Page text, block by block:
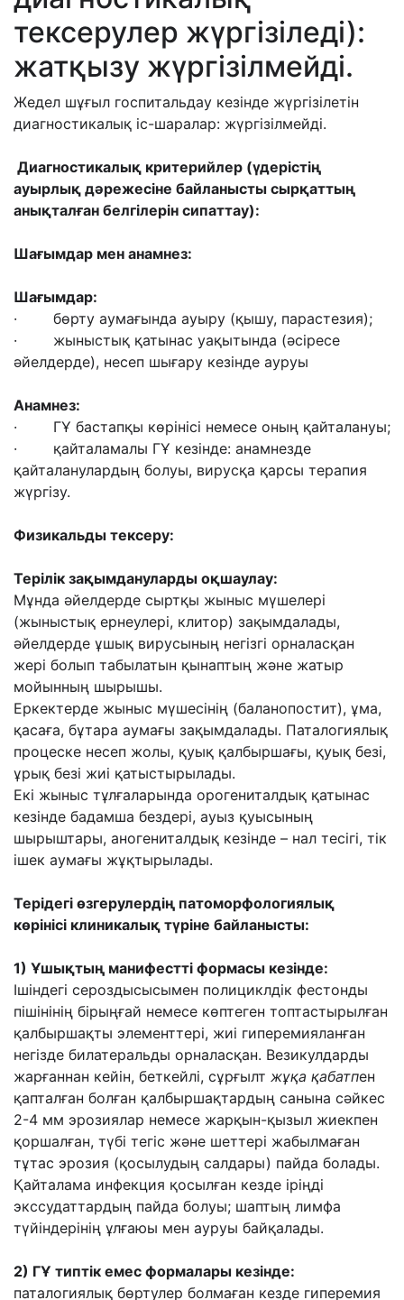
тексерулер жүргізіледі):
жатқызу жүргізілмейді.
Жедел шұғыл госпитальдау кезінде жүргізілетін
диагностикалық іс-шаралар: жүргізілмейді.
Диагностикалық критерийлер (үдерістің
ауырлық дәрежесіне байланысты сырқаттың
анықталған белгілерін сипаттау):
Шағымдар мен анамнез:
Шағымдар:
· бөрту аумағында ауыру (қышу, парастезия);
· жыныстық қатынас уақытында (әсіресе
әйелдерде), несеп шығару кезінде ауруы
Анамнез:
· ГҰ бастапқы көрінісі немесе оның қайталануы;
· қайталамалы ГҰ кезінде: анамнезде
қайталанулардың болуы, вирусқа қарсы терапия
жүргізу.
Физикальды тексеру:
Терілік зақымдануларды оқшаулау:
Мұнда әйелдерде сыртқы жыныс мүшелері
(жыныстық ернеулері, клитор) зақымдалады,
әйелдерде ұшық вирусының негізгі орналасқан
жері болып табылатын қынаптың және жатыр
мойынның шырышы.
Еркектерде жыныс мүшесінің (баланопостит), ұма,
қасаға, бұтара аумағы зақымдалады. Паталогиялық
процеске несеп жолы, қуық қалбыршағы, қуық безі,
ұрық безі жиі қатыстырылады.
Екі жыныс тұлғаларында орогениталдық қатынас
кезінде бадамша бездері, ауыз қуысының
шырыштары, аногениталдық кезінде – нал тесігі, тік
ішек аумағы жұқтырылады.
Терідегі өзгерулердің патоморфологиялық
көрінісі клиникалық түріне байланысты:
1) Ұшықтың манифестті формасы кезінде:
Ішіндегі сероздысысымен полициклдік фестонды
пішінінің бірыңғай немесе көптеген топтастырылған
қалбыршақты элементтері, жиі гиперемияланған
негізде билатеральды орналасқан. Везикулдарды
жарғаннан кейін, беткейлі, сұрғылт жұқа қабатпен
қапталған болған қалбыршақтардың санына сәйкес
2-4 мм эрозиялар немесе жарқын-қызыл жиекпен
қоршалған, түбі тегіс және шеттері жабылмаған
тұтас эрозия (қосылудың салдары) пайда болады.
Қайталама инфекция қосылған кезде іріңді
экссудаттардың пайда болуы; шаптың лимфа
түйіндерінің ұлғаюы мен ауруы байқалады.
2) ГҰ типтік емес формалары кезінде:
паталогиялық бөртулер болмаған кезде гиперемия